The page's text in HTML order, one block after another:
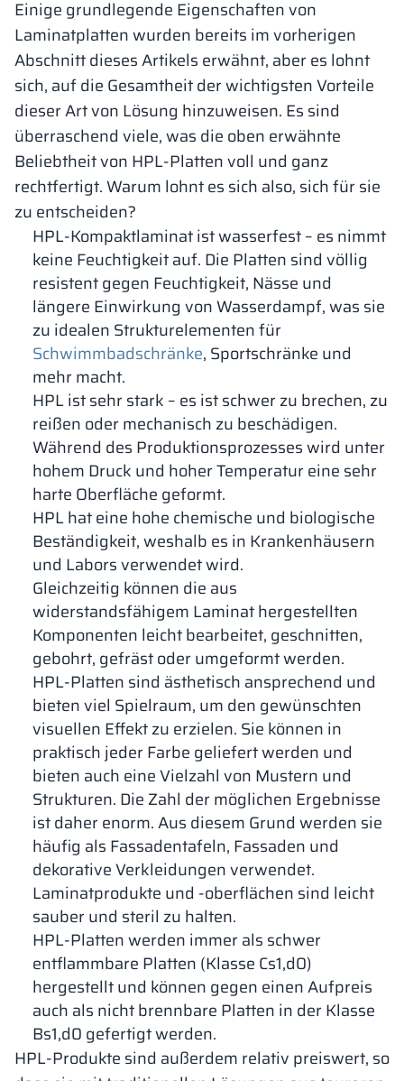
Einige grundlegende Eigenschaften von
Laminatplatten wurden bereits im vorherigen
Abschnitt dieses Artikels erwähnt, aber es lohnt
sich, auf die Gesamtheit der wichtigsten Vorteile
dieser Art von Lösung hinzuweisen. Es sind
überraschend viele, was die oben erwähnte
Beliebtheit von HPL-Platten voll und ganz
rechtfertigt. Warum lohnt es sich also, sich für sie
zu entscheiden?
HPL-Kompaktlaminat ist wasserfest – es nimmt
keine Feuchtigkeit auf. Die Platten sind völlig
resistent gegen Feuchtigkeit, Nässe und
längere Einwirkung von Wasserdampf, was sie
zu idealen Strukturelementen für
Schwimmbadschränke, Sportschränke und
mehr macht.
HPL ist sehr stark – es ist schwer zu brechen, zu
reißen oder mechanisch zu beschädigen.
Während des Produktionsprozesses wird unter
hohem Druck und hoher Temperatur eine sehr
harte Oberfläche geformt.
HPL hat eine hohe chemische und biologische
Beständigkeit, weshalb es in Krankenhäusern
und Labors verwendet wird.
Gleichzeitig können die aus
widerstandsfähigem Laminat hergestellten
Komponenten leicht bearbeitet, geschnitten,
gebohrt, gefräst oder umgeformt werden.
HPL-Platten sind ästhetisch ansprechend und
bieten viel Spielraum, um den gewünschten
visuellen Effekt zu erzielen. Sie können in
praktisch jeder Farbe geliefert werden und
bieten auch eine Vielzahl von Mustern und
Strukturen. Die Zahl der möglichen Ergebnisse
ist daher enorm. Aus diesem Grund werden sie
häufig als Fassadentafeln, Fassaden und
dekorative Verkleidungen verwendet.
Laminatprodukte und -oberflächen sind leicht
sauber und steril zu halten.
HPL-Platten werden immer als schwer
entflammbare Platten (Klasse Cs1,d0)
hergestellt und können gegen einen Aufpreis
auch als nicht brennbare Platten in der Klasse
Bs1,d0 gefertigt werden.
HPL-Produkte sind außerdem relativ preiswert, so